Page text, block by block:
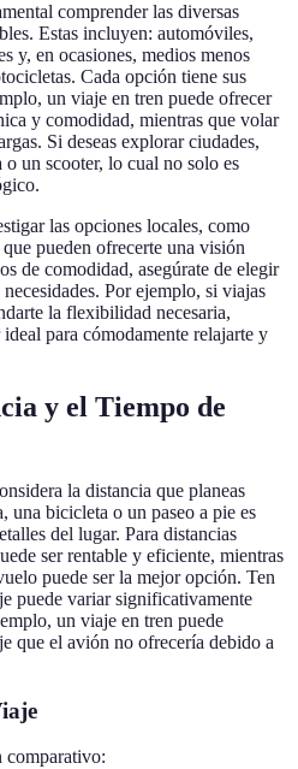
comprender las diversas
Estas incluyen: automóviles,
y, en ocasiones, medios menos
Cada opción tiene sus
un viaje en tren puede ofrecer
y comodidad, mientras que volar
Si deseas explorar ciudades,
un scooter, lo cual no solo es
las opciones locales, como
pueden ofrecerte una visión
de comodidad, asegúrate de elegir
Por ejemplo, si viajas
la flexibilidad necesaria,
para cómodamente relajarte y
y el Tiempo de
la distancia que planeas
una bicicleta o un paseo a pie es
del lugar. Para distancias
ser rentable y eficiente, mientras
puede ser la mejor opción. Ten
puede variar significativamente
un viaje en tren puede
que el avión no ofrecería debido a
comparativo: